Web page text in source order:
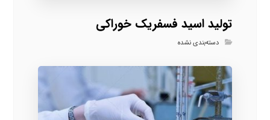
تولید اسید فسفریک خوراکی
دسته‌بندی نشده